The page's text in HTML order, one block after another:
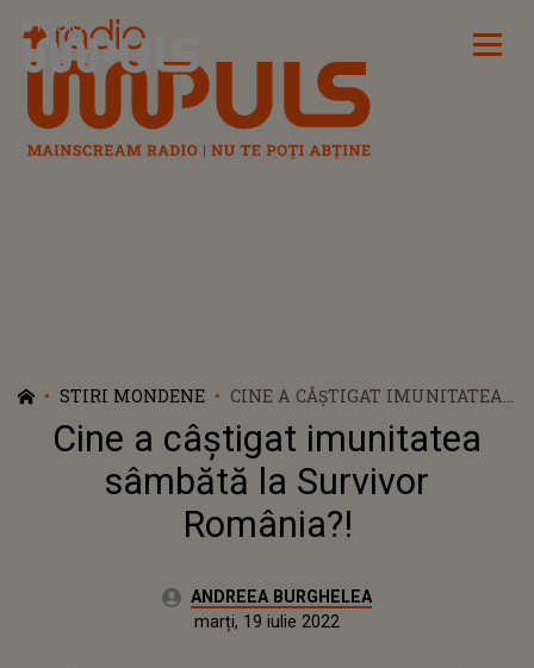
Radio Impuls
STIRI MONDENE
CINE A CÂŞTIGAT IMUNITATEA
SÂMBĂTĂ LA SURVIVOR
ROMÂNIA?!
Cine a câştigat imunitatea
sâmbătă la Survivor
România?!
Autor:ANDREEA BURGHELEA
sâmbătă, 13 februarie 2021Actualizat:
marți, 19 iulie 2022